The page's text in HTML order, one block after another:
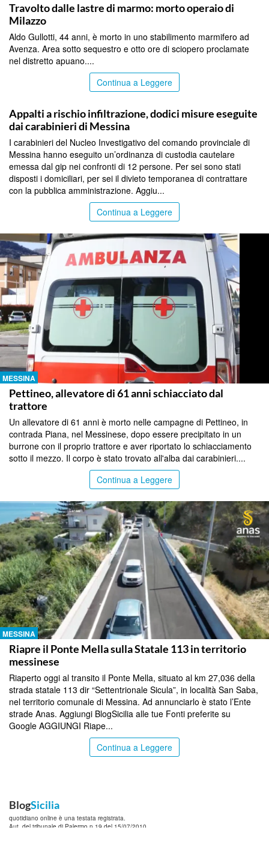
Travolto dalle lastre di marmo: morto operaio di
Milazzo
Aldo Gullotti, 44 anni, è morto in uno stabilimento marmifero ad
Avenza. Area sotto sequestro e otto ore di sciopero proclamate
nel distretto apuano....
Continua a Leggere
Appalti a rischio infiltrazione, dodici misure eseguite
dai carabinieri di Messina
I carabinieri del Nucleo Investigativo del comando provinciale di
Messina hanno eseguito un’ordinanza di custodia cautelare
emessa dal gip nei confronti di 12 persone. Per sei sono stati
disposti i domiciliari, per sei il divieto temporanea di contrattare
con la pubblica amministrazione. Aggiu...
Continua a Leggere
MESSINA
Pettineo, allevatore di 61 anni schiacciato dal
trattore
Un allevatore di 61 anni è morto nelle campagne di Pettineo, in
contrada Piana, nel Messinese, dopo essere precipitato in un
burrone con il proprio trattore e aver riportato lo schiacciamento
sotto il mezzo. Il corpo è stato trovato all'alba dai carabinieri....
Continua a Leggere
MESSINA
Riapre il Ponte Mella sulla Statale 113 in territorio
messinese
Riaperto oggi al transito il Ponte Mella, situato al km 27,036 della
strada statale 113 dir “Settentrionale Sicula”, in località San Saba,
nel territorio comunale di Messina. Ad annunciarlo è stato l’Ente
strade Anas. Aggiungi BlogSicilia alle tue Fonti preferite su
Google AGGIUNGI Riape...
Continua a Leggere
BlogSicilia
quotidiano online è una testata registrata.
Aut. del tribunale di Palermo n.19 del 15/07/2010